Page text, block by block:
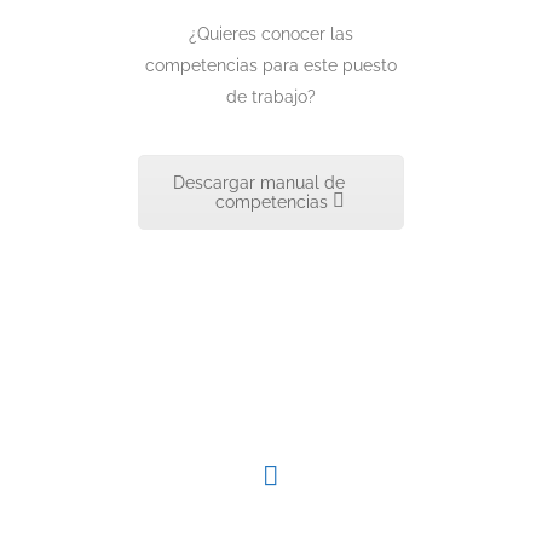
¿Quieres conocer las
competencias para este puesto
de trabajo?
Descargar manual de
competencias